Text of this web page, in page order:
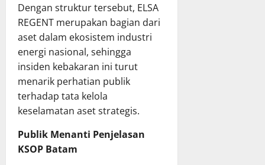
Dengan struktur tersebut, ELSA
REGENT merupakan bagian dari
aset dalam ekosistem industri
energi nasional, sehingga
insiden kebakaran ini turut
menarik perhatian publik
terhadap tata kelola
keselamatan aset strategis.
Publik Menanti Penjelasan
KSOP Batam